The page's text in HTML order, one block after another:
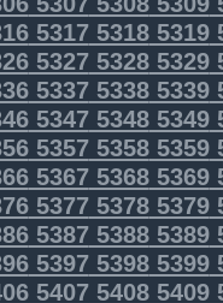
531753185319
532753285329
533753385339
534753485349
535753585359
536753685369
537753785379
538753885389
539753985399
540754085409